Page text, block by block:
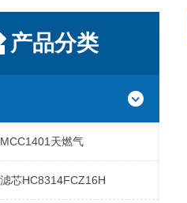
产品分类
天燃气
芯HC8314FCZ16H